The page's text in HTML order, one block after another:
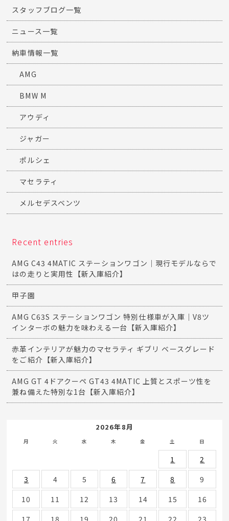
スタッフブログ一覧
ニュース一覧
納車情報一覧
AMG
BMW M
アウディ
ジャガー
ポルシェ
マセラティ
メルセデスベンツ
Recent entries
AMG C43 4MATIC ステーションワゴン｜現行モデルならで
はの走りと実用性【新入庫紹介】
甲子園
AMG C63S ステーションワゴン 特別仕様車が入庫｜V8ツ
インターボの魅力を味わえる一台【新入庫紹介】
赤革インテリアが魅力のマセラティ ギブリ ベースグレード
をご紹介【新入庫紹介】
AMG GT 4ドアクーペ GT43 4MATIC 上質とスポーツ性を
兼ね備えた特別な1台【新入庫紹介】
2026年8月
月 火 水 木 金 土 日
1
2
3
4 5 6 7 8
9
10
11 12 13 14 15
16